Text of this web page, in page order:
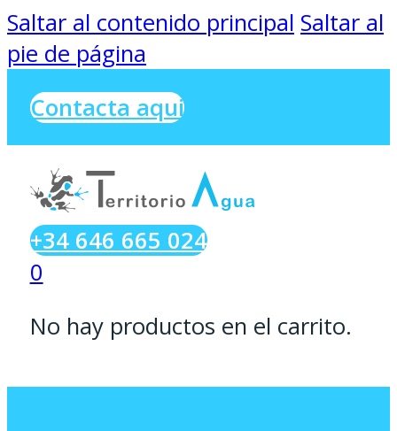
Saltar al contenido principal Saltar al
pie de página
Contacta aqui
+34 646 665 024
0
No hay productos en el carrito.